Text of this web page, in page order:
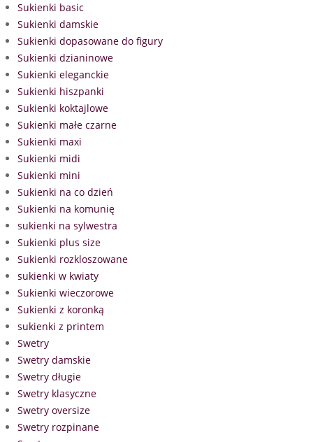
Sukienki basic
Sukienki damskie
Sukienki dopasowane do figury
Sukienki dzianinowe
Sukienki eleganckie
Sukienki hiszpanki
Sukienki koktajlowe
Sukienki małe czarne
Sukienki maxi
Sukienki midi
Sukienki mini
Sukienki na co dzień
Sukienki na komunię
sukienki na sylwestra
Sukienki plus size
Sukienki rozkloszowane
sukienki w kwiaty
Sukienki wieczorowe
Sukienki z koronką
sukienki z printem
Swetry
Swetry damskie
Swetry długie
Swetry klasyczne
Swetry oversize
Swetry rozpinane